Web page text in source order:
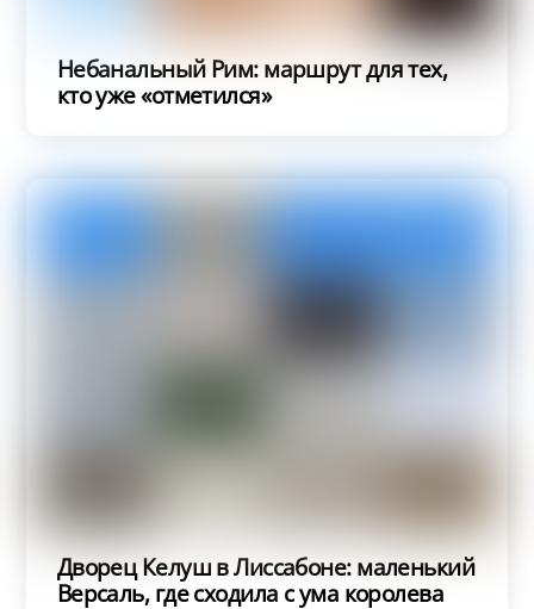
Небанальный Рим: маршрут для тех,
кто уже «отметился»
Дворец Келуш в Лиссабоне: маленький
Версаль, где сходила с ума королева